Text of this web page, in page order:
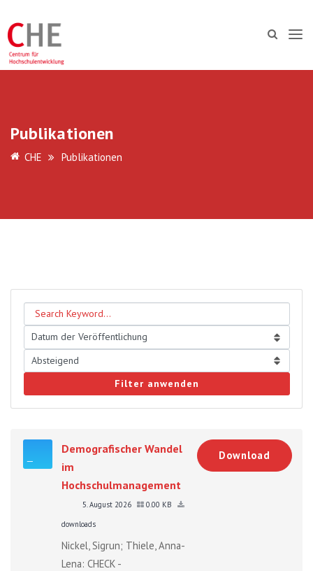
Publikationen
CHE Publikationen
Filter anwenden
Demografischer Wandel
im
Hochschulmanagement
5. August 2026
0.00 KB
downloads
Nickel, Sigrun; Thiele, Anna-
Lena: CHECK -
Download